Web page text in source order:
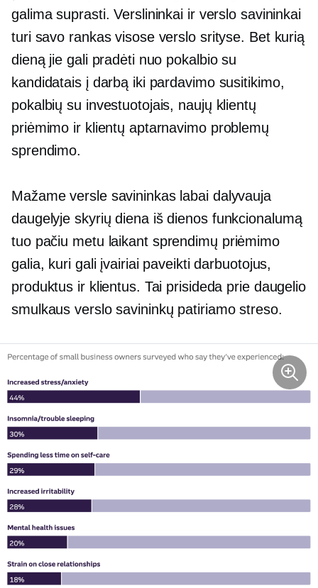
galima suprasti. Verslininkai ir verslo savininkai
turi savo rankas visose verslo srityse. Bet kurią
dieną jie gali pradėti nuo pokalbio su
kandidatais į darbą iki pardavimo susitikimo,
pokalbių su investuotojais, naujų klientų
priėmimo ir klientų aptarnavimo problemų
sprendimo.
Mažame versle savininkas labai dalyvauja
daugelyje skyriųdiena iš dienosfunkcionalumą
tuo pačiu metu laikant sprendimų priėmimo
galia, kuri gali įvairiai paveikti darbuotojus,
produktus ir klientus. Tai prisideda prie daugelio
smulkaus verslo savininkų patiriamo streso.